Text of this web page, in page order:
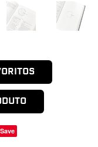
Save